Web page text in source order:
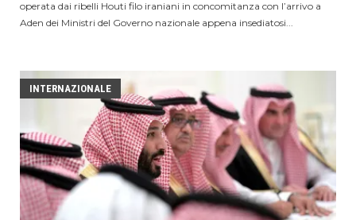
operata dai ribelli Houti filo iraniani in concomitanza con l’arrivo a
Aden dei Ministri del Governo nazionale appena insediatosi...
INTERNAZIONALE